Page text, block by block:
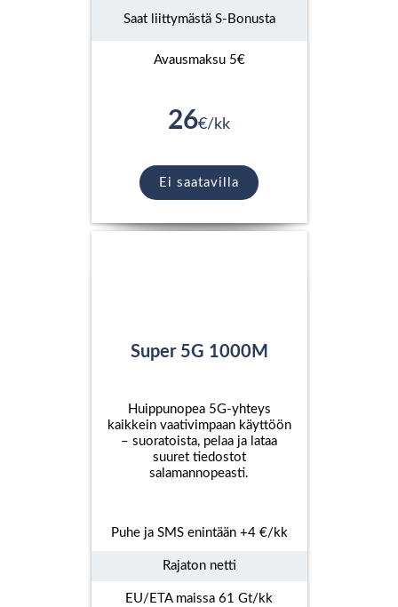
Saat liittymästä S-Bonusta
Avausmaksu 5€
26€/kk
Ei saatavilla
Super 5G 1000M
Huippunopea 5G-yhteys
kaikkein vaativimpaan käyttöön
– suoratoista, pelaa ja lataa
suuret tiedostot
salamannopeasti.
Puhe ja SMS enintään +4 €/kk
Rajaton netti
EU/ETA maissa 61 Gt/kk